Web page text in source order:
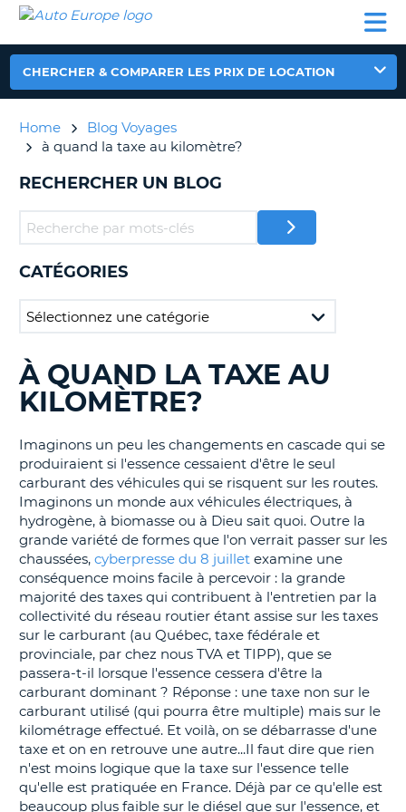
LOCATION
VOITURE
CAMPING-
CAR
CLIENT
AUTO
EUROPE
LOCATION
VOITURE
CAR
PARTENAIRES
CLIENT
COMPTE
GÉRER
MA
CHERCHER & COMPARER LES PRIX DE LOCATION
Home
Blog Voyages
à quand la taxe au kilomètre?
RECHERCHER UN BLOG
CATÉGORIES
RECHERCHER
DES
BLOGS......
À QUAND LA TAXE AU
KILOMÈTRE?
Imaginons un peu les changements en cascade qui se
produiraient si l'essence cessaient d'être le seul
carburant des véhicules qui se risquent sur les routes.
Imaginons un monde aux véhicules électriques, à
hydrogène, à biomasse ou à Dieu sait quoi. Outre la
grande variété de formes que l'on verrait passer sur les
chaussées, cyberpresse du 8 juillet examine une
conséquence moins facile à percevoir : la grande
majorité des taxes qui contribuent à l'entretien par la
collectivité du réseau routier étant assise sur les taxes
sur le carburant (au Québec, taxe fédérale et
provinciale, par chez nous TVA et TIPP), que se
passera-t-il lorsque l'essence cessera d'être la
carburant dominant ? Réponse : une taxe non sur le
carburant utilisé (qui pourra être multiple) mais sur le
kilométrage effectué. Et voilà, on se débarrasse d'une
taxe et on en retrouve une autre...Il faut dire que rien
n'est moins logique que la taxe sur l'essence telle
qu'elle est pratiquée en France. Déjà par ce qu'elle est
beaucoup plus faible sur le diésel que sur l'essence, et